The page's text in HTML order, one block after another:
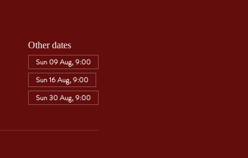
Other dates
Sun 09 Aug, 9:00
Sun 16 Aug, 9:00
Sun 30 Aug, 9:00